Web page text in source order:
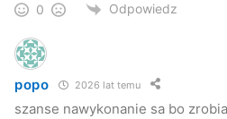
0 Odpowiedz
popo 2026 lat temu
szanse nawykonanie sa bo